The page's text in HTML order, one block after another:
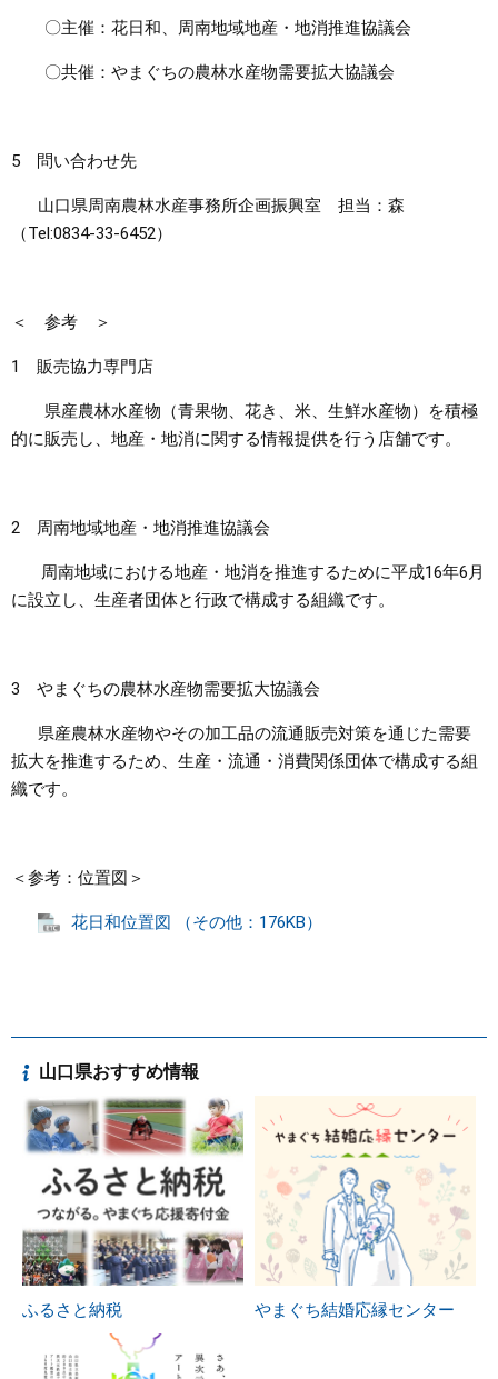
〇主催：花日和、周南地域地産・地消推進協議会
〇共催：やまぐちの農林水産物需要拡大協議会
5 問い合わせ先
山口県周南農林水産事務所企画振興室 担当：森
（Tel:0834-33-6452）
＜ 参考 ＞
1 販売協力専門店
県産農林水産物（青果物、花き、米、生鮮水産物）を積極
的に販売し、地産・地消に関する情報提供を行う店舗です。
2 周南地域地産・地消推進協議会
周南地域における地産・地消を推進するために平成16年6月
に設立し、生産者団体と行政で構成する組織です。
3 やまぐちの農林水産物需要拡大協議会
県産農林水産物やその加工品の流通販売対策を通じた需要
拡大を推進するため、生産・流通・消費関係団体で構成する組
織です。
＜参考：位置図＞
花日和位置図 （その他：176KB）
山口県おすすめ情報
ふるさと納税 やまぐち結婚応縁センター